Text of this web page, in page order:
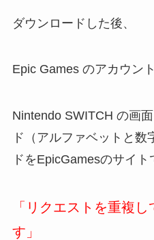
ダウンロードした後、
Epic Games のアカウン
Nintendo SWITCH の画
ド（アルファベットと
ドをEpicGamesのサイト
「リクエストを重複
す」